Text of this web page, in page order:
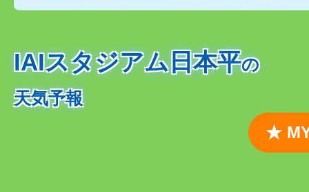
IAIスタジアム日本平の
天気予報
★